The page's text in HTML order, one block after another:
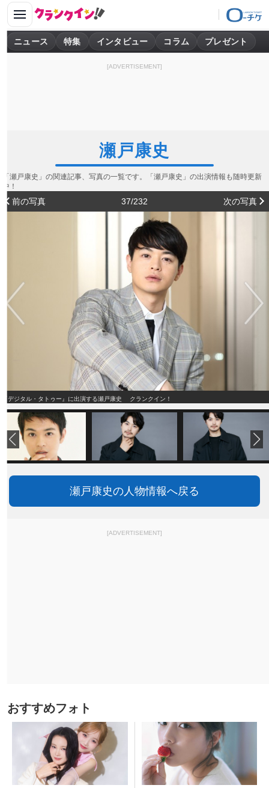
ニュース 特集 インタビュー コラム プレゼント
[ADVERTISEMENT]
瀬戸康史
「瀬戸康史」の関連記事、写真の一覧です。「瀬戸康史」の出演情報も随時更新
中！
前の写真 37/232 次の写真
『デジタル・タトゥー』に出演する瀬戸康史 クランクイン！
瀬戸康史の人物情報へ戻る
[ADVERTISEMENT]
おすすめフォト